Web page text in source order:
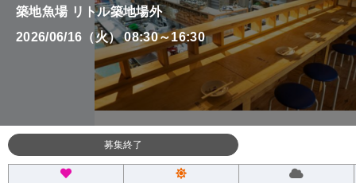
築地魚場 リトル築地場外
2026/06/16（火） 08:30～16:30
募集終了